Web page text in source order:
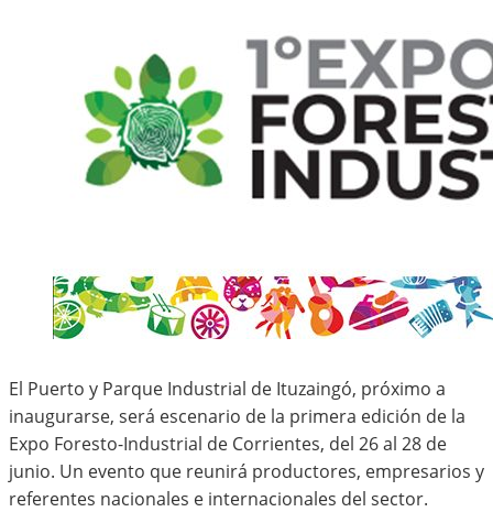
El Puerto y Parque Industrial de Ituzaingó, próximo a
inaugurarse, será escenario de la primera edición de la
Expo Foresto-Industrial de Corrientes, del 26 al 28 de
junio. Un evento que reunirá productores, empresarios y
referentes nacionales e internacionales del sector.